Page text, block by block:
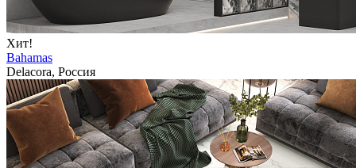
Хит!
Bahamas
Delacora, Россия